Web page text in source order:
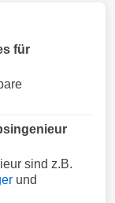
für
sind z.B.
und